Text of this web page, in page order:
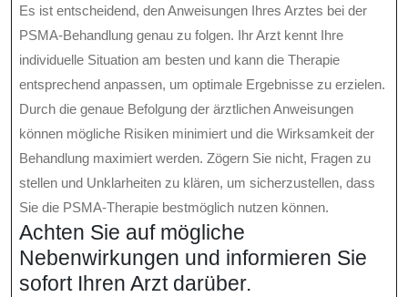
Es ist entscheidend, den Anweisungen Ihres Arztes bei der
PSMA-Behandlung genau zu folgen. Ihr Arzt kennt Ihre
individuelle Situation am besten und kann die Therapie
entsprechend anpassen, um optimale Ergebnisse zu erzielen.
Durch die genaue Befolgung der ärztlichen Anweisungen
können mögliche Risiken minimiert und die Wirksamkeit der
Behandlung maximiert werden. Zögern Sie nicht, Fragen zu
stellen und Unklarheiten zu klären, um sicherzustellen, dass
Sie die PSMA-Therapie bestmöglich nutzen können.
Achten Sie auf mögliche
Nebenwirkungen und informieren Sie
sofort Ihren Arzt darüber.